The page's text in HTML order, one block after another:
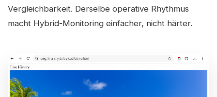
Vergleichbarkeit. Derselbe operative Rhythmus
macht Hybrid-Monitoring einfacher, nicht härter.